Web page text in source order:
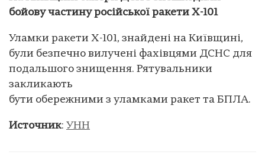
бойову частину російської ракети Х-101
Уламки ракети Х-101, знайдені на Київщині,
були безпечно вилучені фахівцями ДСНС для
подальшого знищення. Рятувальники
закликають
бути обережними з уламками ракет та БПЛА.
Источник: УНН